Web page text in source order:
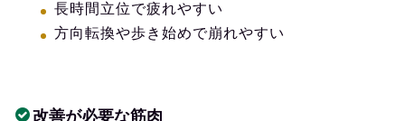
長時間立位で疲れやすい
方向転換や歩き始めで崩れやすい
改善が必要な筋肉